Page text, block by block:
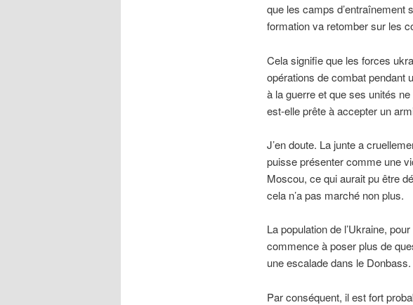
que les camps d’entraînement
formation va retomber sur les
Cela signifie que les forces
opérations de combat pendant
à la guerre et que ses unités
est-elle prête à accepter un
J’en doute. La junte a
puisse présenter comme une
Moscou, ce qui aurait pu être
cela n’a pas marché non plus.
La population de l’Ukraine,
commence à poser plus de
une escalade dans le Donbass.
Par conséquent, il est fort